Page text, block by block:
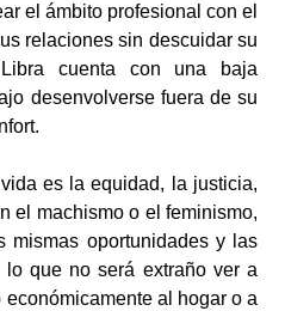
el ámbito profesional con el
relaciones sin descuidar su
cuenta con una baja
desenvolverse fuera de su
es la equidad, la justicia,
el machismo o el feminismo,
mismas oportunidades y las
lo que no será extraño ver a
al hogar o a